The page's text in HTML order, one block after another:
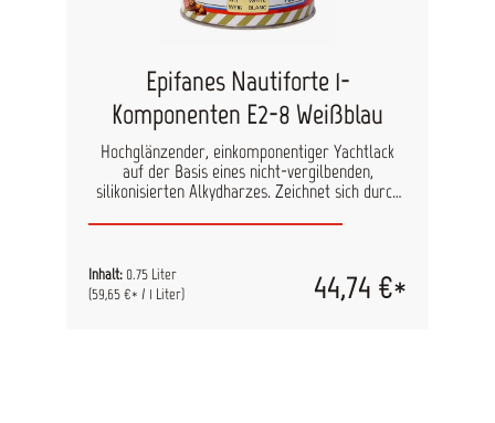
Epifanes Nautiforte 1-
Komponenten E2-8 Weißblau
Hochglänzender, einkomponentiger Yachtlack
auf der Basis eines nicht-vergilbenden,
silikonisierten Alkydharzes. Zeichnet sich durch
geringerer Schmutzanhaftung, langer
Glanz aus. Anwendungsbereich:GFK – Stahl –
Holz – Aluminium mit den geeigneten
Inhalt: 0.75 Liter
(59,65 €* / 1 Liter)
44,74 €*